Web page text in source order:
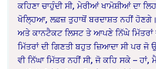
ਕਹਿਣਾ ਚਾਹੁੰਦੀ ਸੀ, ਮੇਰੀਆਂ ਖਾਮੋਸ਼ੀਆਂ ਦਾ
ਖੋਲ੍ਹਿਆ, ਲਫ਼ਜ਼ ਤੁਹਾਥੋਂ ਬਰਦਾਸ਼ਤ ਨਹੀਂ
ਅਤੇ ਕਾਨਟੈਕਟ ਲਿਸਟ ਤੇ ਆਪਣੇ ਨਿੱਘੇ ਮਿੱਤਰਾਂ
ਮਿੱਤਰਾਂ ਦੀ ਗਿਣਤੀ ਬਹੁਤ ਜ਼ਿਆਦਾ ਸੀ ਪਰ
ਵੀ ਨਿੱਘਾ ਮਿੱਤਰ ਨਹੀਂ ਸੀ, ਜੋ ਕਹਿ ਸਕੇ –